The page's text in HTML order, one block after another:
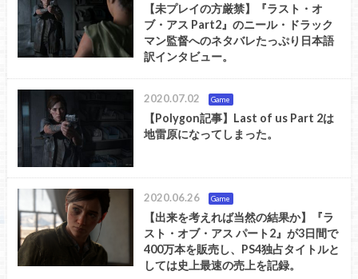
【未プレイの方厳禁】『ラスト・オ
ブ・アス Part2』のニール・ドラック
マン監督へのネタバレたっぷり日本語
訳インタビュー。
2020.07.02 Game
【Polygon記事】Last of us Part 2は
地雷原になってしまった。
2020.06.26 Game
【出来を考えれば当然の結果か】『ラ
スト・オブ・アス パート2』が3日間で
400万本を販売し、PS4独占タイトルと
しては史上最速の売上を記録。